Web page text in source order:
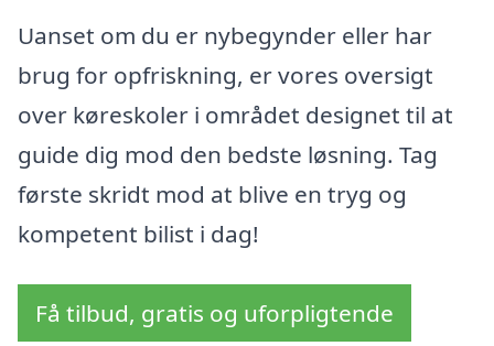
Uanset om du er nybegynder eller har
brug for opfriskning, er vores oversigt
over køreskoler i området designet til at
guide dig mod den bedste løsning. Tag
første skridt mod at blive en tryg og
kompetent bilist i dag!
Få tilbud, gratis og uforpligtende